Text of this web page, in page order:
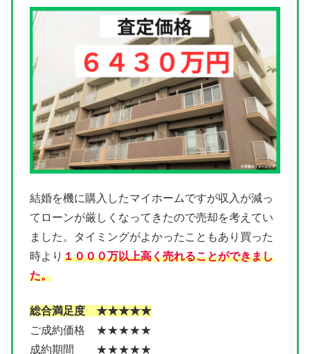
結婚を機に購入したマイホームですが収入が減っ
てローンが厳しくなってきたので売却を考えてい
ました。タイミングがよかったこともあり買った
時より １０００万以上高く売れることができまし
た。
総合満足度 ★★★★★
ご成約価格 ★★★★★
成約期間 ★★★★★